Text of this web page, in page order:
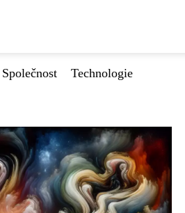
Společnost Technologie